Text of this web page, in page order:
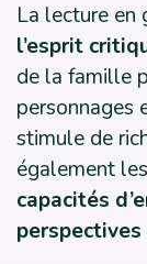
La lecture en
l’esprit
de la famille
personnages
stimule de
également
capacités